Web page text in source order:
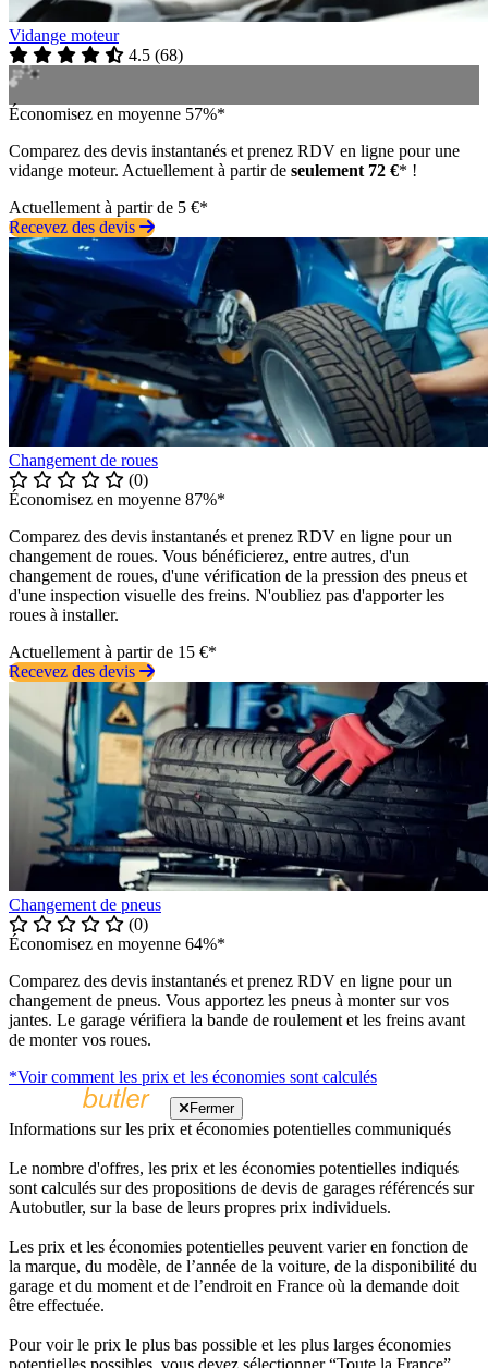
Vidange moteur
4.5 (68)
Économisez en moyenne 57%*
Comparez des devis instantanés et prenez RDV en ligne pour une
vidange moteur. Actuellement à partir de seulement 72 €* !
Actuellement à partir de 5 €*
Recevez des devis
Changement de roues
(0)
Économisez en moyenne 87%*
Comparez des devis instantanés et prenez RDV en ligne pour un
changement de roues. Vous bénéficierez, entre autres, d'un
changement de roues, d'une vérification de la pression des pneus et
d'une inspection visuelle des freins. N'oubliez pas d'apporter les
roues à installer.
Actuellement à partir de 15 €*
Recevez des devis
Changement de pneus
(0)
Économisez en moyenne 64%*
Comparez des devis instantanés et prenez RDV en ligne pour un
changement de pneus. Vous apportez les pneus à monter sur vos
jantes. Le garage vérifiera la bande de roulement et les freins avant
de monter vos roues.
*Voir comment les prix et les économies sont calculés
Fermer
Informations sur les prix et économies potentielles communiqués
Le nombre d'offres, les prix et les économies potentielles indiqués
sont calculés sur des propositions de devis de garages référencés sur
Autobutler, sur la base de leurs propres prix individuels.
Les prix et les économies potentielles peuvent varier en fonction de
la marque, du modèle, de l’année de la voiture, de la disponibilité du
garage et du moment et de l’endroit en France où la demande doit
être effectuée.
Pour voir le prix le plus bas possible et les plus larges économies
potentielles possibles, vous devez sélectionner “Toute la France”